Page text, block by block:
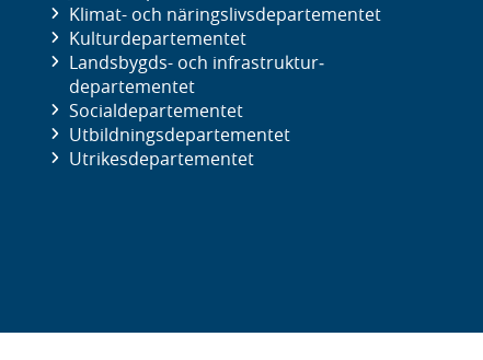
Klimat- och näringslivs­departementet
Kultur­departementet
Landsbygds- och infrastruktur­
departementet
Social­departementet
Utbildnings­departementet
Utrikes­departementet